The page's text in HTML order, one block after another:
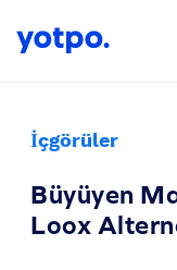
İçgörüler
Büyüyen
Loox